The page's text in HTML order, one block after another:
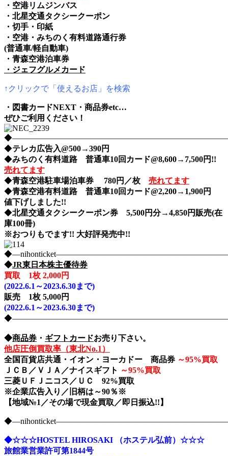
・空港リムジンバス
・北星交通タクシークーポン
・切手・印紙
・空港・みちのく有料道路通行券
(普通車/軽自動車)
・青森空港泊車券
・ジェフグルメカード
↑クリックで「使えるお店」を検索
・図書カードNEXT・商品券etc…
ぜひご利用ください！
◆テレカ広告入@500→390円
◆みちのく有料道路 普通車10回カード@8,600→7,500円!!
売れてます
◆青森空港駐車場泊車券 780円／枚
売れてます
◆青森空港有料道路 普通車10回カード@2,200→1,900円
値下げしました!!
◆北星交通タクシークーポン券 5,500円分→4,850円販売(在
庫100冊)
※おつりもでます!! 大好評発売中!!
◆JR東日本株主優待券
買取 1枚 2,000円
(2022.6.1～2023.6.30まで)
販売 1枚 5,000円
(2022.6.1～2023.6.30まで)
◆商品券 ・ ギフトカードお売り下さい。
他店圧倒買取率（東北No.1）
全国百貨店共通・イオン・ヨーカドー 商品券 ～95%買取
ＪＣＢ／ＶＪＡ／ナイスギフト ～95%買取
三菱ＵＦＪニコス／ＵＣ 92%買取
※企業広告入り／旧柄は～90％※
【地域№1／その場で現金買取／即日振込!!】
◆☆☆☆HOSTEL HIROSAKI （ホステル弘前）☆☆☆
旅館業営業許可第1844号